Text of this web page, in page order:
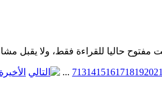
7131415161718192021
... الأخيرة